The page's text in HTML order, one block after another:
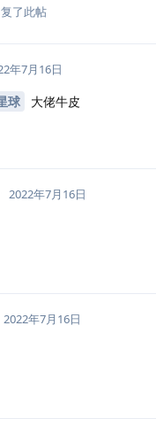
了此帖
年7月16日
球 大佬牛皮
2022年7月16日
2022年7月16日